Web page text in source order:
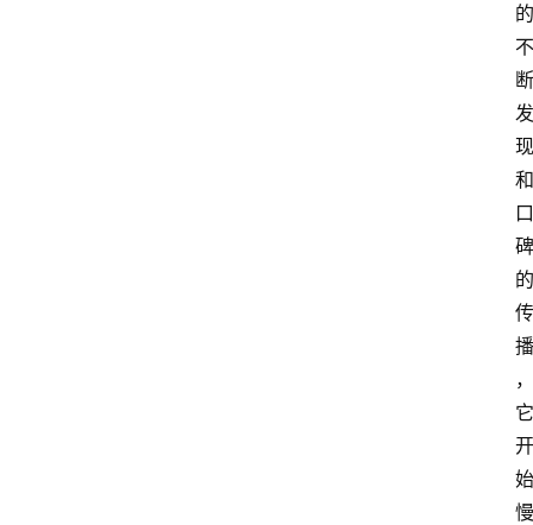
的
不
断
发
现
和
口
碑
的
传
播
，
它
开
始
慢